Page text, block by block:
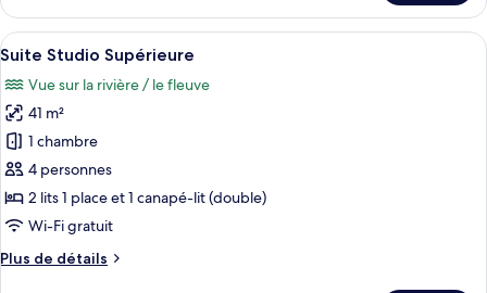
(with
the
bath)
le
type
de
Suite
Studio
Classique
(with
the
bath)
Afficher
toutes
les
photos
pour
ce
type
de
chambre :
Suite
Suite Studio Supérieure | Literie de
3
Suite Studio Supérieure
Vue sur la rivière / le fleuve
41 m²
1 chambre
4 personnes
2 lits 1 place et 1 canapé-lit (double)
Wi-Fi gratuit
Plus de détails
Plus